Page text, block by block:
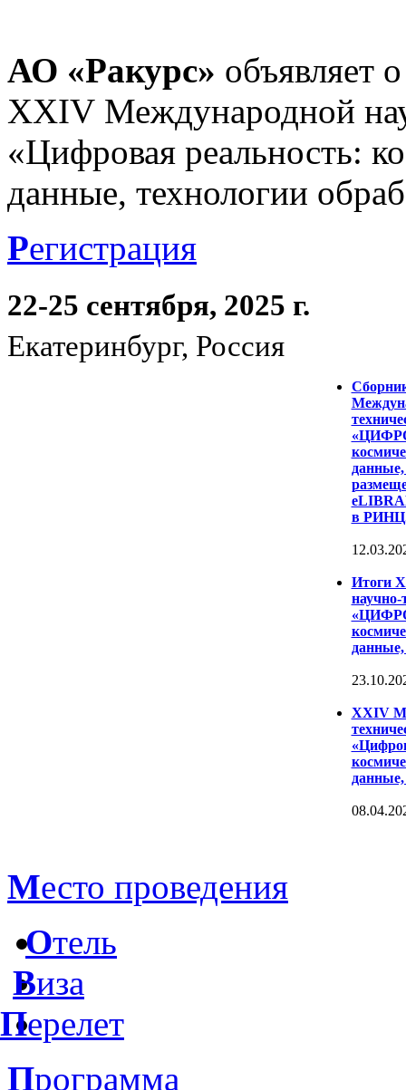
АО «Ракурс» объявляет
XXIV Международной
«Цифровая реальность:
данные, технологии
Регистрация
22-25 сентября, 2025 г.
Екатеринбург, Россия
данные,
в
Итоги
научно-
данные,
XXIV
данные,
Место проведения
Отель
Виза
Перелет
Программа